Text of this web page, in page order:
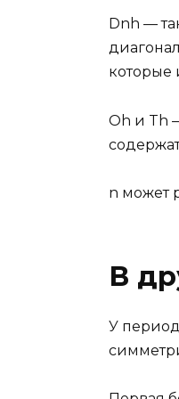
Dnh —
которые
Oh и Th
n может
В
У